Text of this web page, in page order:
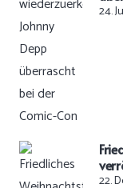
24.
22.